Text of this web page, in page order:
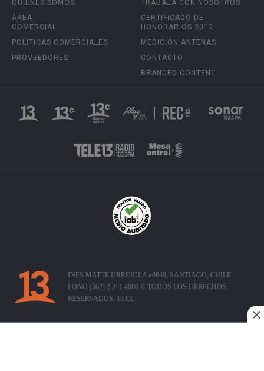
QUIÉNES SOMOS
ÁREA
COMERCIAL
POLÍTICAS COMERCIALES
PROVEEDORES
TRABAJA CON NOSOTROS
CERTIFICADO DE
HONORARIOS 2012
MEDICIÓN ANTENAS
CONTACTO
BRANDED CONTENT
INÉS MATTE URREJOLA #0848, SANTIAGO, CHILE
FONO (562) 2 251 4000 © TODOS LOS DERECHOS
RESERVADOS. 13.CL